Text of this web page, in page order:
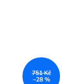
751 Kč
–28 %